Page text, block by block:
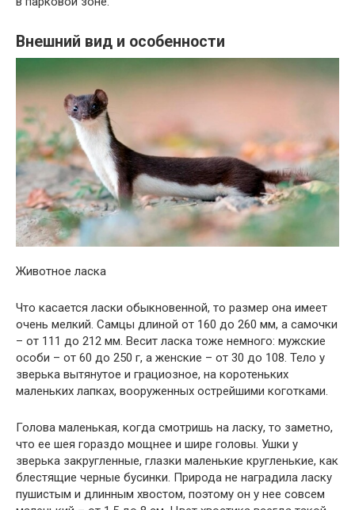
Внешний вид и особенности
Животное ласка
Что касается ласки обыкновенной, то размер она имеет
очень мелкий. Самцы длиной от 160 до 260 мм, а самочки
– от 111 до 212 мм. Весит ласка тоже немного: мужские
особи – от 60 до 250 г, а женские – от 30 до 108. Тело у
зверька вытянутое и грациозное, на коротеньких
маленьких лапках, вооруженных острейшими коготками.
Голова маленькая, когда смотришь на ласку, то заметно,
что ее шея гораздо мощнее и шире головы. Ушки у
зверька закругленные, глазки маленькие кругленькие, как
блестящие черные бусинки. Природа не наградила ласку
пушистым и длинным хвостом, поэтому он у нее совсем